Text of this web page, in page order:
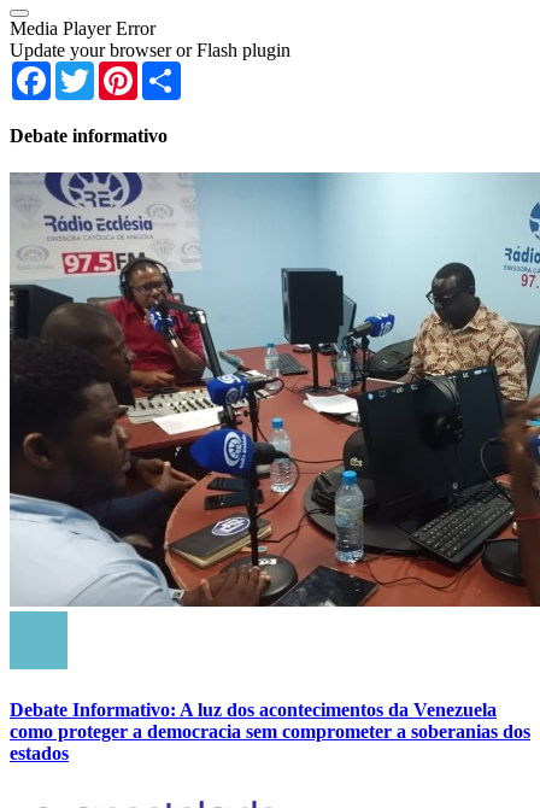
Media Player Error
Update your browser or Flash plugin
Facebook
TwitterPinterest
Debate informativo
Debate Informativo: A luz dos acontecimentos da Venezuela
como proteger a democracia sem comprometer a soberanias dos
estados